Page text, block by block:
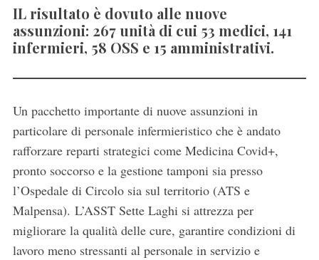
IL risultato è dovuto alle nuove
assunzioni: 267 unità di cui 53 medici, 141
infermieri, 58 OSS e 15 amministrativi.
Un pacchetto importante di nuove assunzioni in
particolare di personale infermieristico che è andato
rafforzare reparti strategici come Medicina Covid+,
pronto soccorso e la gestione tamponi sia presso
l’Ospedale di Circolo sia sul territorio (ATS e
Malpensa). L’ASST Sette Laghi si attrezza per
migliorare la qualità delle cure, garantire condizioni di
lavoro meno stressanti al personale in servizio e